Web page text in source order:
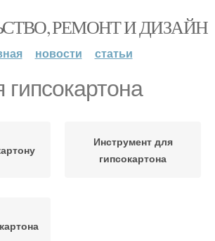
РЕМОНТ И ДИЗАЙН
новости статьи
гипсокартона
Инструмент для
гипсокартона